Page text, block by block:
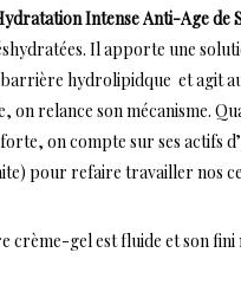
Intense Anti-Age de
Il apporte une
hydrolipidque et agit
on relance son mécanisme.
on compte sur ses actifs
pour refaire travailler nos
crème-gel est fluide et son fini